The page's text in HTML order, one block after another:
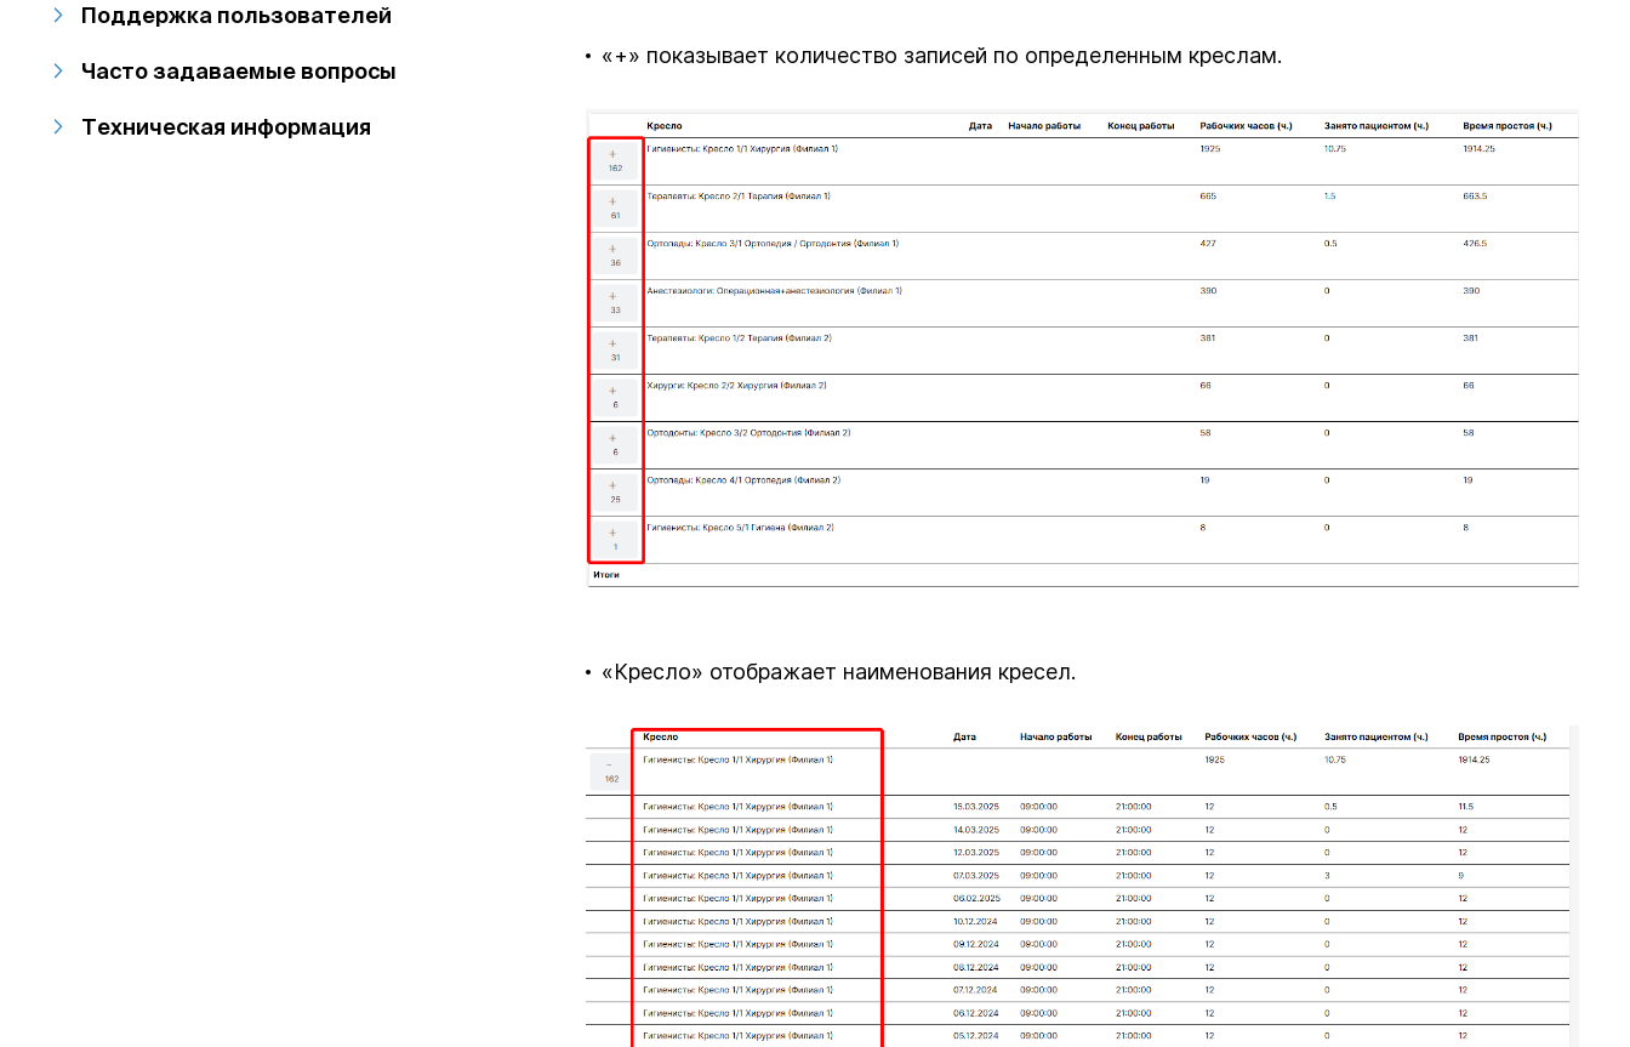
Поддержка пользователей
Часто задаваемые вопросы
Техническая информация
«+» показывает количество записей по определенным креслам.
«Кресло» отображает наименования кресел.